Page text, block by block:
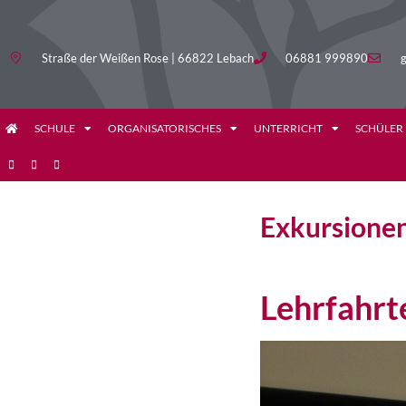
Straße der Weißen Rose | 66822 Lebach 06881 999890
SCHULE ORGANISATORISCHES UNTERRICHT SCHÜLER